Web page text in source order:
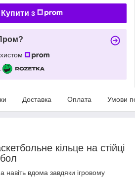
Купити з
Доставка Оплата Умови
кільце на стійці
навіть вдома завдяки ігровому